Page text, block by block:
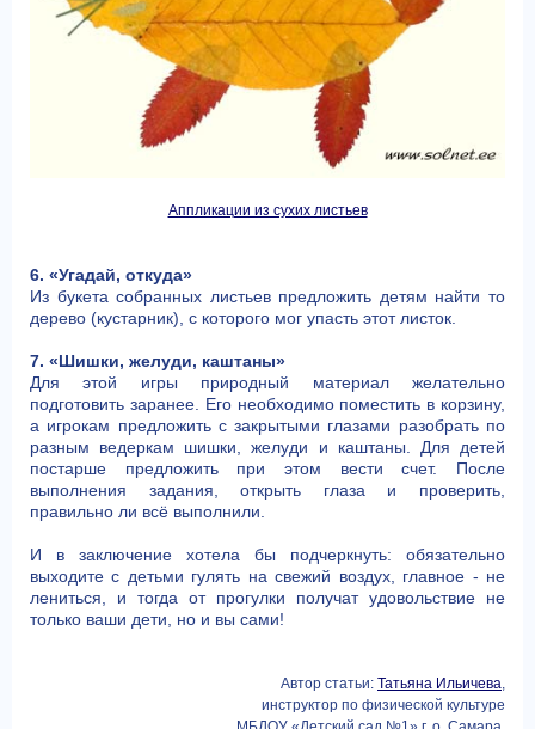
Аппликации из сухих листьев
6. «Угадай, откуда»
Из букета собранных листьев предложить детям найти то
дерево (кустарник), с которого мог упасть этот листок.
7. «Шишки, желуди, каштаны»
Для этой игры природный материал желательно
подготовить заранее. Его необходимо поместить в корзину,
а игрокам предложить с закрытыми глазами разобрать по
разным ведеркам шишки, желуди и каштаны. Для детей
постарше предложить при этом вести счет. После
выполнения задания, открыть глаза и проверить,
правильно ли всё выполнили.
И в заключение хотела бы подчеркнуть: обязательно
выходите с детьми гулять на свежий воздух, главное - не
лениться, и тогда от прогулки получат удовольствие не
только ваши дети, но и вы сами!
Автор статьи: Татьяна Ильичева,
инструктор по физической культуре